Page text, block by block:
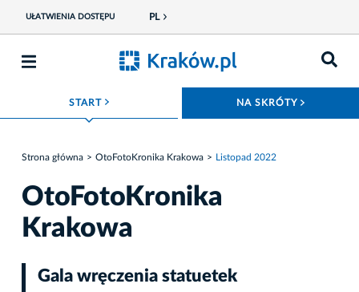
UŁATWIENIA DOSTĘPU PL
START ROZWIŃ MENU NA SKRÓTY
Strona główna OtoFotoKronika Krakowa Listopad 2022
OtoFotoKronika
Krakowa
Gala wręczenia statuetek